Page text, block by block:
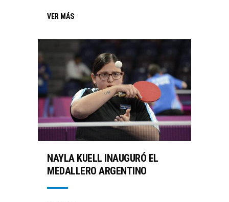
VER MÁS
NAYLA KUELL INAUGURÓ EL
MEDALLERO ARGENTINO